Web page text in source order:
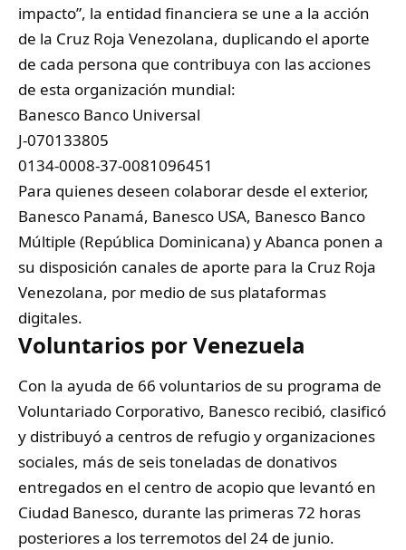
impacto”, la entidad financiera se une a la acción
de la Cruz Roja Venezolana, duplicando el aporte
de cada persona que contribuya con las acciones
de esta organización mundial:
Banesco Banco Universal
J-070133805
0134-0008-37-0081096451
Para quienes deseen colaborar desde el exterior,
Banesco Panamá, Banesco USA, Banesco Banco
Múltiple (República Dominicana) y Abanca ponen a
su disposición canales de aporte para la Cruz Roja
Venezolana, por medio de sus plataformas
digitales.
Voluntarios por Venezuela
Con la ayuda de 66 voluntarios de su programa de
Voluntariado Corporativo, Banesco recibió, clasificó
y distribuyó a centros de refugio y organizaciones
sociales, más de seis toneladas de donativos
entregados en el centro de acopio que levantó en
Ciudad Banesco, durante las primeras 72 horas
posteriores a los terremotos del 24 de junio.